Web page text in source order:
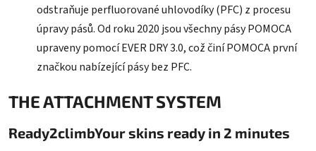
odstraňuje perfluorované uhlovodíky (PFC) z procesu
úpravy pásů. Od roku 2020 jsou všechny pásy POMOCA
upraveny pomocí EVER DRY 3.0, což činí POMOCA první
značkou nabízející pásy bez PFC.
THE ATTACHMENT SYSTEM
Ready2climbYour skins ready in 2 minutes